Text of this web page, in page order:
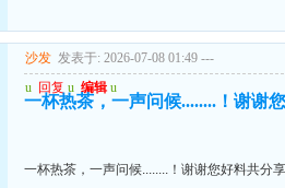
沙发 发表于: 2026-07-08 01:49 ---
u 回复 u 编辑 u
一杯热茶，一声问候........！谢谢
一杯热茶，一声问候........！谢谢您好料共分